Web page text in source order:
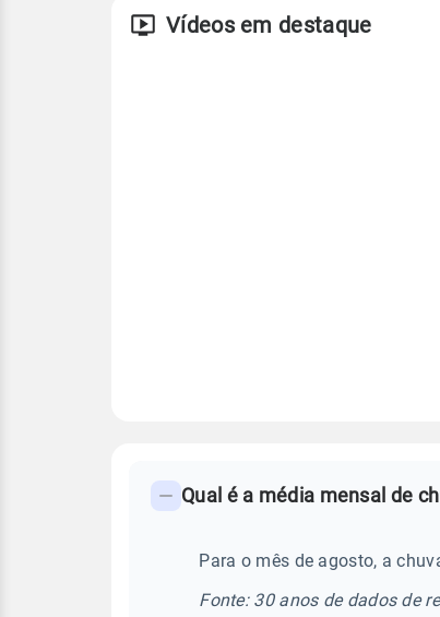
Vídeos em destaque
frequentes
Qual é a média mensal de
Para o mês de agosto, a
Fonte: 30 anos de dados de